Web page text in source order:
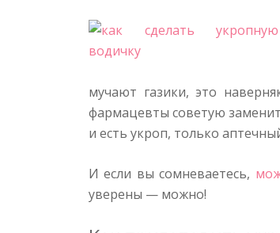
мучают газики, это
фармацевты советую
и есть укроп, только
И если вы сомневаетесь,
уверены — можно!